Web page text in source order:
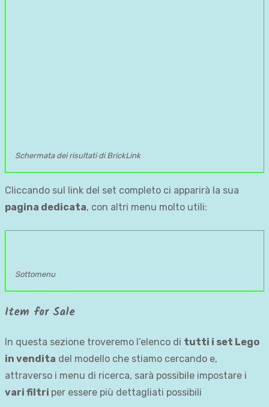
Schermata dei risultati di BrickLink
Cliccando sul link del set completo ci apparirà la sua
pagina dedicata, con altri menu molto utili:
Sottomenu
Item for Sale
In questa sezione troveremo l’elenco di tutti i set Lego
in vendita del modello che stiamo cercando e,
attraverso i menu di ricerca, sarà possibile impostare i
vari filtri per essere più dettagliati possibili